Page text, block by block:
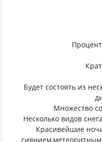
Будет состоять из
Множество
Несколько видов
Красивейшие